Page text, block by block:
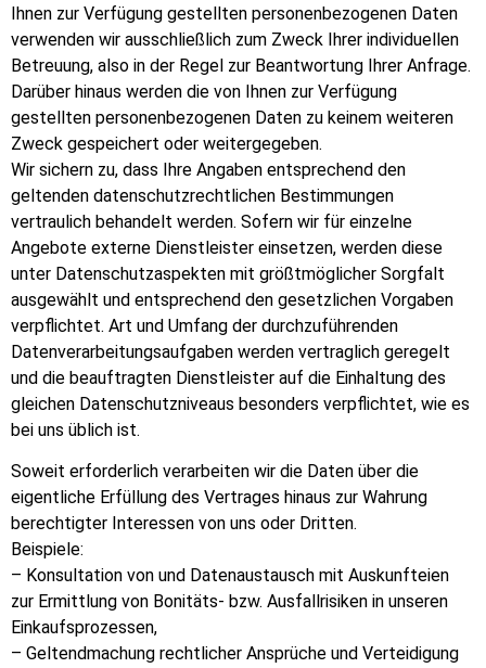
Ihnen zur Verfügung gestellten personenbezogenen Daten
verwenden wir ausschließlich zum Zweck Ihrer individuellen
Betreuung, also in der Regel zur Beantwortung Ihrer Anfrage.
Darüber hinaus werden die von Ihnen zur Verfügung
gestellten personenbezogenen Daten zu keinem weiteren
Zweck gespeichert oder weitergegeben.
Wir sichern zu, dass Ihre Angaben entsprechend den
geltenden datenschutzrechtlichen Bestimmungen
vertraulich behandelt werden. Sofern wir für einzelne
Angebote externe Dienstleister einsetzen, werden diese
unter Datenschutzaspekten mit größtmöglicher Sorgfalt
ausgewählt und entsprechend den gesetzlichen Vorgaben
verpflichtet. Art und Umfang der durchzuführenden
Datenverarbeitungsaufgaben werden vertraglich geregelt
und die beauftragten Dienstleister auf die Einhaltung des
gleichen Datenschutzniveaus besonders verpflichtet, wie es
bei uns üblich ist.
Soweit erforderlich verarbeiten wir die Daten über die
eigentliche Erfüllung des Vertrages hinaus zur Wahrung
berechtigter Interessen von uns oder Dritten.
Beispiele:
– Konsultation von und Datenaustausch mit Auskunfteien
zur Ermittlung von Bonitäts- bzw. Ausfallrisiken in unseren
Einkaufsprozessen,
– Geltendmachung rechtlicher Ansprüche und Verteidigung